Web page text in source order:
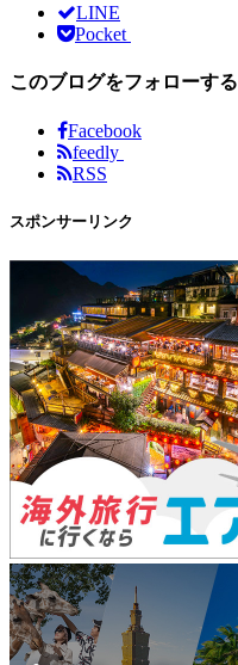
LINE
Pocket
このブログをフォローする
Facebook
feedly
RSS
スポンサーリンク